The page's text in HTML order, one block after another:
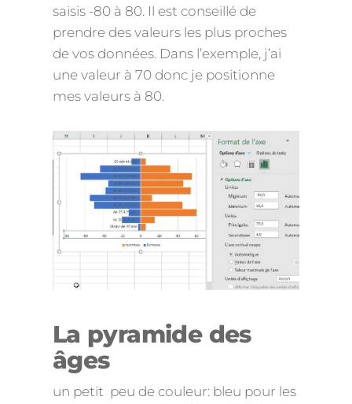
saisis -80 à 80. Il est conseillé de
prendre des valeurs les plus proches
de vos données. Dans l’exemple, j’ai
une valeur à 70 donc je positionne
mes valeurs à 80.
La pyramide des
âges
un petit peu de couleur: bleu pour les